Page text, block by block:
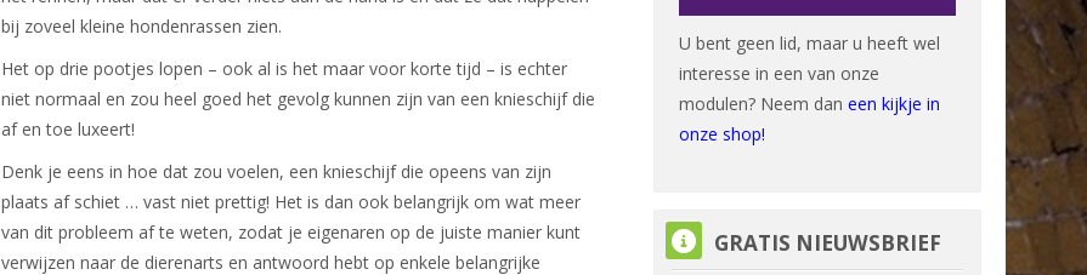
bij zoveel kleine hondenrassen zien.
Het op drie pootjes lopen – ook al is het maar voor korte tijd – is echter
niet normaal en zou heel goed het gevolg kunnen zijn van een knieschijf die
af en toe luxeert!
Denk je eens in hoe dat zou voelen, een knieschijf die opeens van zijn
plaats af schiet … vast niet prettig! Het is dan ook belangrijk om wat meer
van dit probleem af te weten, zodat je eigenaren op de juiste manier kunt
verwijzen naar de dierenarts en antwoord hebt op enkele belangrijke
U bent geen lid, maar u heeft wel
interesse in een van onze
modulen? Neem dan een kijkje in
onze shop!
GRATIS NIEUWSBRIEF overslaan
GRATIS NIEUWSBRIEF